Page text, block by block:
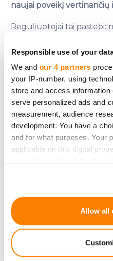
Responsible use of your
We and our 4 partners
your IP-number, using
store and access
serve personalized ads and
measurement, audience
development. You have a
and for what purposes. Your
applicable on this digital
If you allow, we would also
Identify your device
Allow all
naujai poveikį
Reguliuotojai tai pastebi:
(ECSP)ne tik palengvina
kelią visų ESG standartus.
Ką tai reiškia
CrowdedHero, ar
investicijų 2025 metais?
sienos – ir plačiau nei
tarptautiškumas yra tik